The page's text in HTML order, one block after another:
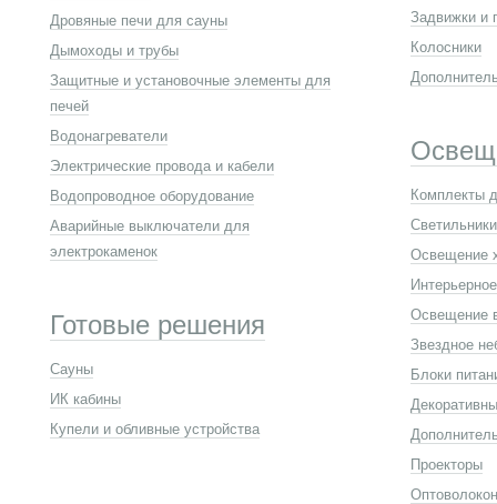
Дровяные печи для сауны
Дымоходы и трубы
Защитные и установочные элементы для
печей
Водонагреватели
Электрические провода и кабели
Водопроводное оборудование
Аварийные выключатели для
электрокаменок
Готовые решения
Сауны
ИК кабины
Купели и обливные устройства
Задвижки и
Колосники
Комплекты
Освещение
Освещение
Звездное
Блоки
Проекторы